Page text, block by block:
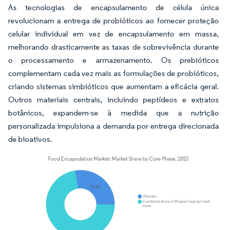
As tecnologias de encapsulamento de célula única
revolucionam a entrega de probióticos ao fornecer proteção
celular individual em vez de encapsulamento em massa,
melhorando drasticamente as taxas de sobrevivência durante
o processamento e armazenamento. Os prebióticos
complementam cada vez mais as formulações de probióticos,
criando sistemas simbióticos que aumentam a eficácia geral.
Outros materiais centrais, incluindo peptídeos e extratos
botânicos, expandem-se à medida que a nutrição
personalizada impulsiona a demanda por entrega direcionada
de bioativos.